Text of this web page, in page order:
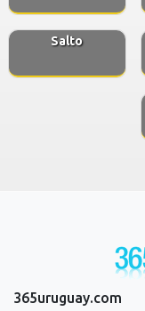
Salto
365uruguay.com